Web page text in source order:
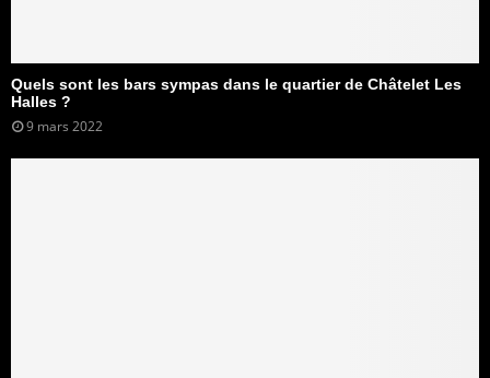
Quels sont les bars sympas dans le quartier de Châtelet Les
Halles ?
9 mars 2022